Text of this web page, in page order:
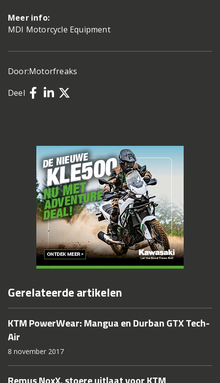
Meer info:
MDI Motorcycle Equipment
Door:Motorfreaks
Deel
Gerelateerde artikelen
KTM PowerWear: Mangua en Durban GTX Tech-
Air
8 november 2017